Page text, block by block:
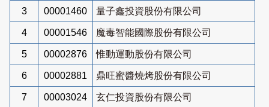
3 00001460 量子鑫投資股份有限公司
4 00001546 魔毒智能國際股份有限公司
5 00002876 惟動運動股份有限公司
6 00002881 鼎旺蜜醬燒烤股份有限公司
7 00003024 玄仁投資股份有限公司